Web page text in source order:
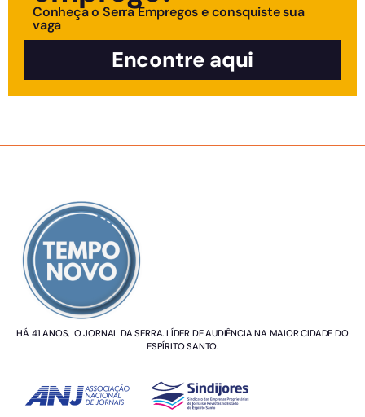
Conheça o Serra Empregos e consquiste sua
vaga
Encontre aqui
HÁ 41 ANOS, O JORNAL DA SERRA. LÍDER DE AUDIÊNCIA NA MAIOR CIDADE DO
ESPÍRITO SANTO.